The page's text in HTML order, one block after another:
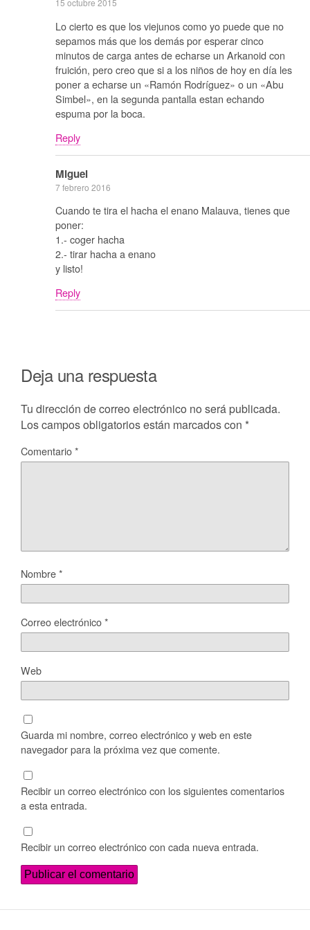
15 octubre 2015
Lo cierto es que los viejunos como yo puede que no
sepamos más que los demás por esperar cinco
minutos de carga antes de echarse un Arkanoid con
fruición, pero creo que si a los niños de hoy en día les
poner a echarse un «Ramón Rodríguez» o un «Abu
Simbel», en la segunda pantalla estan echando
espuma por la boca.
Reply
Miguel
7 febrero 2016
Cuando te tira el hacha el enano Malauva, tienes que
poner:
1.- coger hacha
2.- tirar hacha a enano
y listo!
Reply
Deja una respuesta
Tu dirección de correo electrónico no será publicada.
Los campos obligatorios están marcados con *
Comentario*
Nombre*
Correo electrónico*
Web
Guarda mi nombre, correo electrónico y web en este
navegador para la próxima vez que comente.
Recibir un correo electrónico con los siguientes comentarios
a esta entrada.
Recibir un correo electrónico con cada nueva entrada.